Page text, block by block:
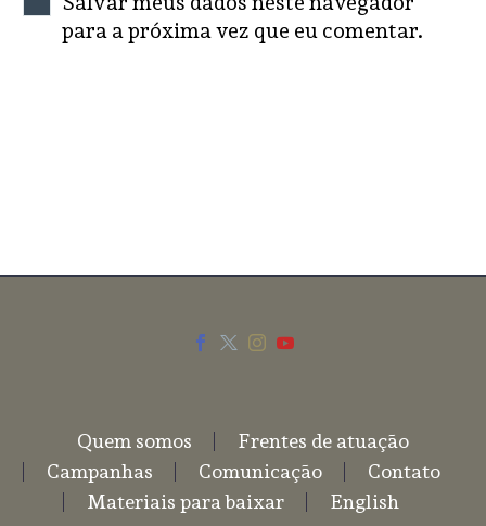
para a próxima vez que eu comentar.
Quem somos
Frentes de atuação
Campanhas
Comunicação
Contato
Materiais para baixar
English